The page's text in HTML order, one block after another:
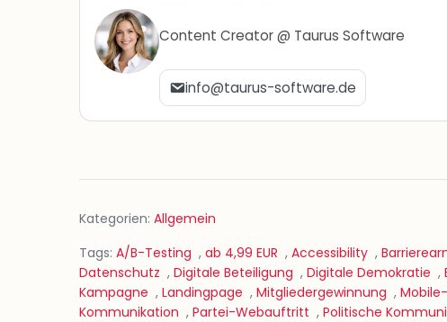
Content Creator @ Taurus Software
info@taurus-software.de
Kategorien: Allgemein
Tags: A/B-Testing , ab 4,99 EUR , Accessibility ,
Datenschutz , Digitale Beteiligung , Digitale Demokratie ,
Kampagne , Landingpage , Mitgliedergewinnung ,
Kommunikation , Partei-Webauftritt , Politische